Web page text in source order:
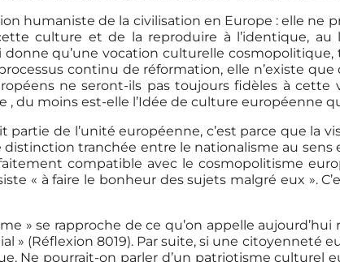
humaniste de la civilisation en Europe : elle ne
culture et de la reproduire à l’identique,
qu’une vocation culturelle cosmopolitique,
continu de réformation, elle n’existe
ne seront-ils pas toujours fidèles à
, du moins est-elle l’Idée de culture européenne
partie de l’unité européenne, c’est parce que la
tranchée entre le nationalisme au
compatible avec le cosmopolitisme
« à faire le bonheur des sujets malgré eux ».
» se rapproche de ce qu’on appelle
» (Réflexion 8019). Par suite, si une citoyenneté
Ne pourrait-on parler d’un patriotisme culturel